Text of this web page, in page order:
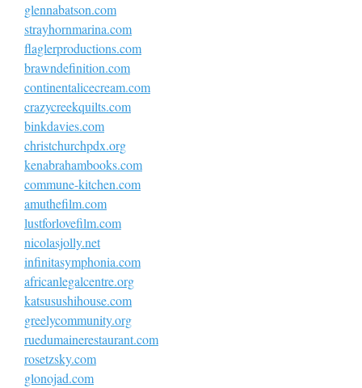
glennabatson.com
strayhornmarina.com
flaglerproductions.com
brawndefinition.com
continentalicecream.com
crazycreekquilts.com
binkdavies.com
christchurchpdx.org
kenabrahambooks.com
commune-kitchen.com
amuthefilm.com
lustforlovefilm.com
nicolasjolly.net
infinitasymphonia.com
africanlegalcentre.org
katsusushihouse.com
greelycommunity.org
ruedumainerestaurant.com
rosetzsky.com
glonojad.com